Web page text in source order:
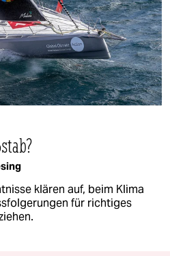
klären auf, beim Klima
für richtiges